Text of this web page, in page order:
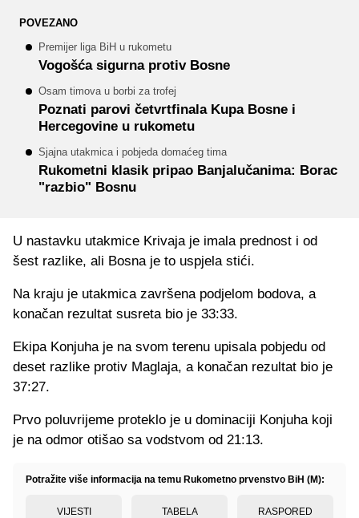
POVEZANO
Premijer liga BiH u rukometu
Vogošća sigurna protiv Bosne
Osam timova u borbi za trofej
Poznati parovi četvrtfinala Kupa Bosne i
Hercegovine u rukometu
Sjajna utakmica i pobjeda domaćeg tima
Rukometni klasik pripao Banjalučanima: Borac
"razbio" Bosnu
U nastavku utakmice Krivaja je imala prednost i od
šest razlike, ali Bosna je to uspjela stići.
Na kraju je utakmica završena podjelom bodova, a
konačan rezultat susreta bio je 33:33.
Ekipa Konjuha je na svom terenu upisala pobjedu od
deset razlike protiv Maglaja, a konačan rezultat bio je
37:27.
Prvo poluvrijeme proteklo je u dominaciji Konjuha koji
je na odmor otišao sa vodstvom od 21:13.
Potražite više informacija na temu Rukometno prvenstvo BiH (M):
VIJESTI TABELA RASPORED